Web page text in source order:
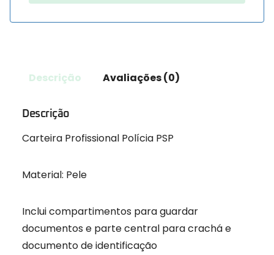
Descrição Avaliações (0)
Descrição
Carteira Profissional Polícia PSP
Material: Pele
Inclui compartimentos para guardar
documentos e parte central para crachá e
documento de identificação